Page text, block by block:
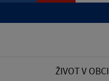
ŽIVOT V OBCI